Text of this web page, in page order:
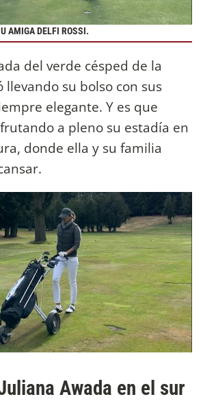
AMIGA DELFI ROSSI.
del verde césped de la
llevando su bolso con sus
elegante. Y es que
a pleno su estadía en
donde ella y su familia
Awada en el sur